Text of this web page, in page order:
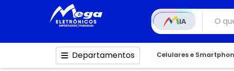
IA
Departamentos Celulares e